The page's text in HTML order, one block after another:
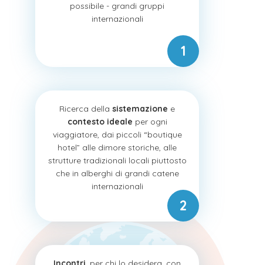
possibile - grandi gruppi
internazionali
Ricerca della sistemazione e
contesto ideale per ogni
viaggiatore, dai piccoli “boutique
hotel” alle dimore storiche, alle
strutture tradizionali locali piuttosto
che in alberghi di grandi catene
internazionali